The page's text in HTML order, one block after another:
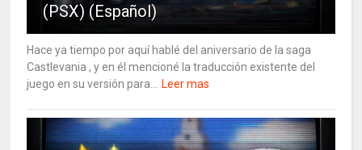
(PSX) (Español)
Hace ya tiempo por aquí hablé del aniversario de la saga
Castlevania , y en él mencioné la traducción existente del
juego en su versión para... Leer mas